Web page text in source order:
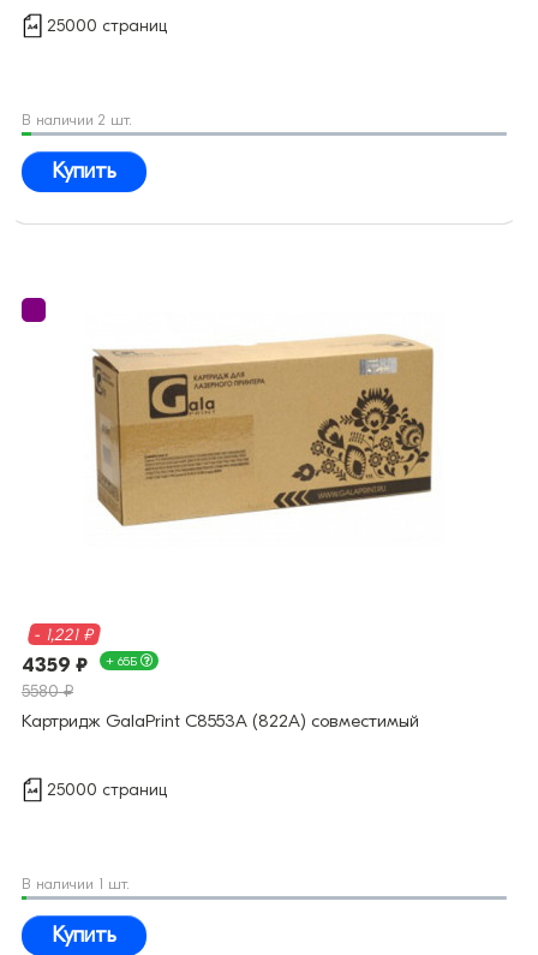
25000 страниц
В наличии 2 шт.
Купить
- 1,221 ₽
4359 ₽ + 65Б
5580 ₽
Картридж GalaPrint C8553A (822A) совместимый
25000 страниц
В наличии 1 шт.
Купить